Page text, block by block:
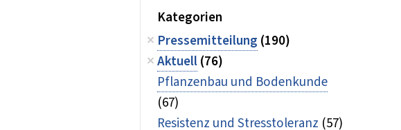
Kategorien
Pressemitteilung (190)
Aktuell(76)
Pflanzenbau und Bodenkunde
(67)
Resistenz und Stresstoleranz (57)